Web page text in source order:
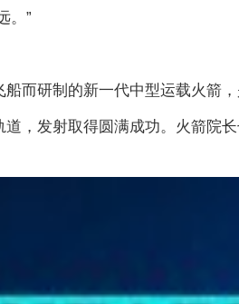
。”
研制的新一代中型运载火箭，
，发射取得圆满成功。火箭院